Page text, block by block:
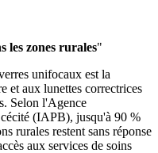
les zones rurales"
unifocaux est la
et aux lunettes correctrices
Selon l'Agence
(IAPB), jusqu'à 90 %
rurales restent sans réponse
aux services de soins